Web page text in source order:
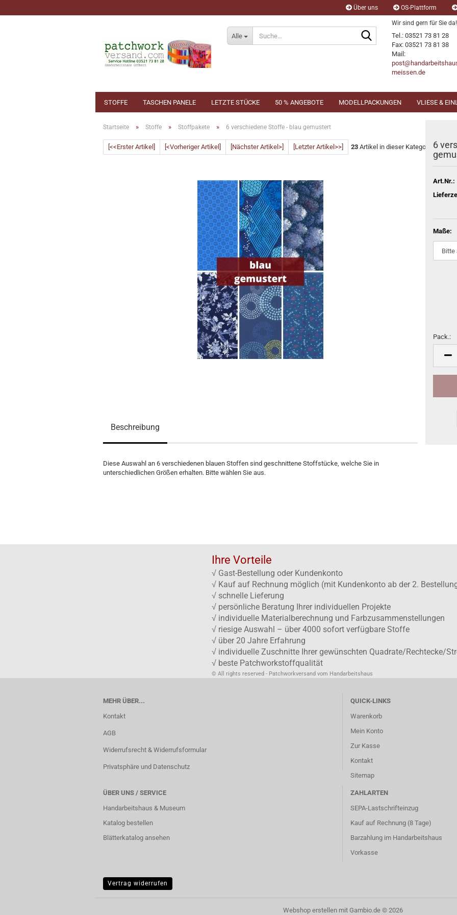
Über uns OS-Plattform
Alle
Wir sind gern für Sie da!
Tel.: 03521 73 81 28
Fax: 03521 73 81 38
Mail:
meissen.de
STOFFE TASCHEN PANELE LETZTE STÜCKE 50 % ANGEBOTE MODELLPACKUNGEN VLIESE &
Startseite » Stoffe » Stoffpakete » 6 verschiedene Stoffe - blau gemustert
[<<Erster Artikel] [<Vorheriger Artikel] [Nächster Artikel>] [Letzter Artikel>>] 23 Artikel in dieser Kategorie 6
Art.Nr.:
Maße:
Pack.:
Pack.
Beschreibung
Diese Auswahl an 6 verschiedenen blauen Stoffen sind geschnittene Stoffstücke, welche Sie in
unterschiedlichen Größen erhalten. Bitte wählen Sie aus.
Ihre Vorteile
√ Gast-Bestellung oder Kundenkonto
√ Kauf auf Rechnung möglich (mit Kundenkonto ab der 2.
√ schnelle Lieferung
√ persönliche Beratung Ihrer individuellen Projekte
√ individuelle Materialberechnung und Farbzusammenstellungen
√ riesige Auswahl – über 4000 sofort verfügbare Stoffe
√ über 20 Jahre Erfahrung
√ individuelle Zuschnitte Ihrer gewünschten Quadrate/Rechtecke/
√ beste Patchworkstoffqualität
© All rights reserved - Patchworkversand vom Handarbeitshaus
MEHR ÜBER...
Kontakt
AGB
Widerrufsrecht & Widerrufsformular
Privatsphäre und Datenschutz
QUICK-LINKS
Warenkorb
Mein Konto
Zur Kasse
Kontakt
Sitemap
ÜBER UNS / SERVICE
Handarbeitshaus & Museum
Katalog bestellen
Blätterkatalog ansehen
ZAHLARTEN
SEPA-Lastschrifteinzug
Kauf auf Rechnung (8 Tage)
Barzahlung im Handarbeitshaus
Vorkasse
Vertrag widerrufen
Webshop erstellenmit Gambio.de © 2026